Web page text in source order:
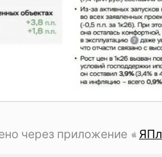
через приложение